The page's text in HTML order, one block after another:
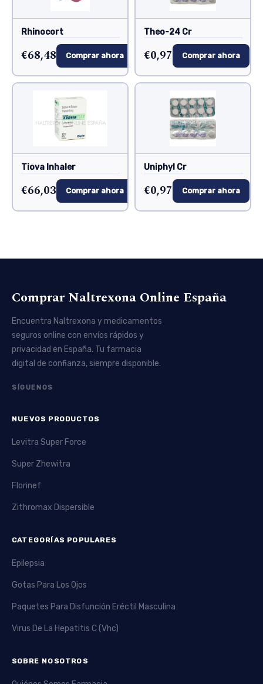
Rhinocort
€68,48 Comprar ahora
Theo-24 Cr
€0,97 Comprar ahora
Tiova Inhaler
€66,03 Comprar ahora
Uniphyl Cr
€0,97 Comprar ahora
Comprar Naltrexona Online España
Encuentra Naltrexona y medicamentos
seguros online con envíos rápidos y
privacidad en España. Tu farmacia
digital de confianza, siempre disponible.
SÍGUENOS
NUEVOS PRODUCTOS
Levitra Super Force
Super Zhewitra
Florinef
Zithromax Dispersible
CATEGORÍAS POPULARES
Epilepsia
Gotas Para Los Ojos
Paquetes Para Disfunción Eréctil Masculina
Virus De La Hepatitis C (Vhc)
SOBRE NOSOTROS